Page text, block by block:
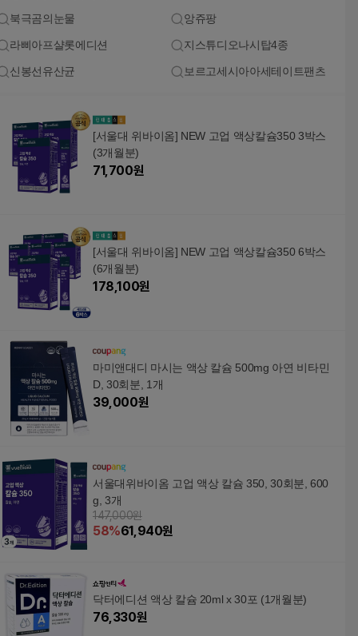
북극곰의눈물 앙쥬팡
라삐아프샬롯에디션 지스튜디오나시탑4종
신봉선유산균 보르고세시아아세테이트팬츠
[서울대 위바이옴] NEW 고업 액상칼슘350 3박스
(3개월분)
71,700원
[서울대 위바이옴] NEW 고업 액상칼슘350 6박스
(6개월분)
178,100원
마미앤대디 마시는 액상 칼슘 500mg 아연 비타민
D, 30회분, 1개
39,000원
서울대위바이옴 고업 액상 칼슘 350, 30회분, 600
g, 3개
147,000원
58%61,940원
닥터에디션 액상 칼슘 20ml x 30포 (1개월분)
76,330원